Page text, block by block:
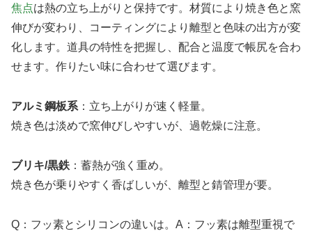
焦点は熱の立ち上がりと保持です。材質により焼き色と窯
伸びが変わり、コーティングにより離型と色味の出方が変
化します。道具の特性を把握し、配合と温度で帳尻を合わ
せます。作りたい味に合わせて選びます。
アルミ鋼板系 ：立ち上がりが速く軽量。
焼き色は淡めで窯伸びしやすいが、過乾燥に注意。
ブリキ/黒鉄 ：蓄熱が強く重め。
焼き色が乗りやすく香ばしいが、離型と錆管理が要。
Q：フッ素とシリコンの違いは。A：フッ素は離型重視で